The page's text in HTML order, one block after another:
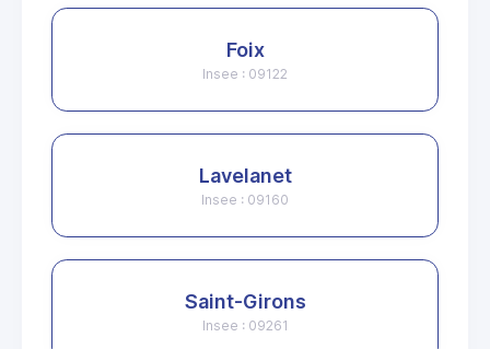
Foix
Insee : 09122
Lavelanet
Insee : 09160
Saint-Girons
Insee : 09261